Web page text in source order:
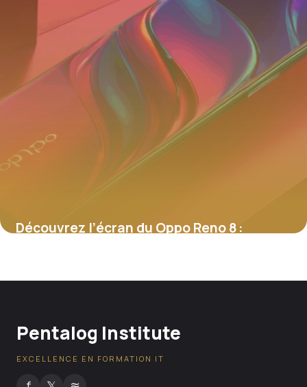
Découvrez l’écran du Oppo Reno 8 :
Pentalog Institute
EXCELLENCE EN FORMATION IT